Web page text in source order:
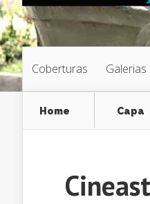
Coberturas Galerias
Home Capa